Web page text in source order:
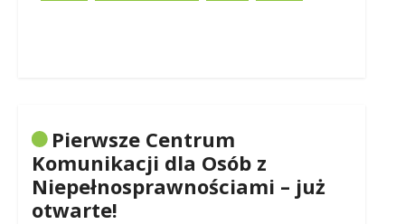
Pierwsze Centrum
Komunikacji dla Osób z
Niepełnosprawnościami – już
otwarte!